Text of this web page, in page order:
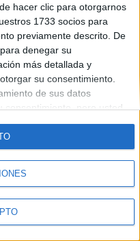
hacer clic para otorgarnos
1733 socios para
previamente descrito. De
denegar su
más detallada y
su consentimiento.
de sus datos
consentimiento, pero usted
Sus
sitio web. Puede cambiar
en cualquier
clic en el botón
página web.
|Anúnciate
generales
- Diego de León 47 - 28006
91 593 2767